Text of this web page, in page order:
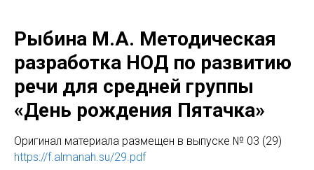
Рыбина М.А. Методическая
разработка НОД по развитию
речи для средней группы
«День рождения Пятачка»
Оригинал материала размещен в выпуске № 03 (29)
https://f.almanah.su/29.pdf